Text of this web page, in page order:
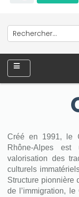
Créé en 1991, le
Rhône-Alpes
valorisation des
culturels
Structure pionnière
de l’immigration,